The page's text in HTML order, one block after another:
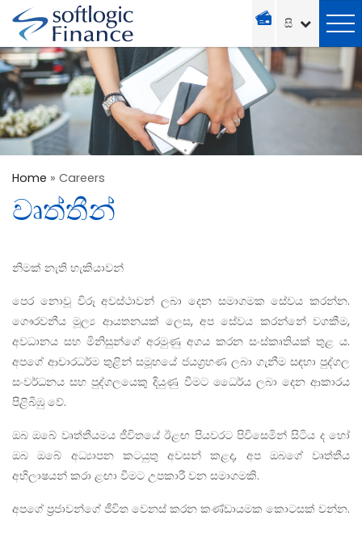
Home » Careers
වෘත්තීන්
නිමක් නැති හැකියාවන්
පෙර නොවූ විරූ අවස්ථාවන් ලබා දෙන සමාගමක සේවය කරන්න.
ගෞරවනීය මූල්‍ය ආයතනයක් ලෙස, අප සේවය කරන්නේ වගකීම,
අවධානය සහ මිනිසුන්ගේ අරමුණු අගය කරන සංස්කෘතියක් තුළ ය.
අපගේ ආචාරධර්ම තුළින් සමූහයේ ජයග‍්‍රහණ ලබා ගැනීම සඳහා පුද්ගල
සංවර්ධනය සහ පුද්ගලයෙකු දියුණු වීමට ධෛර්ය ලබා දෙන ආකාරය
පිළිබිඹු වේ.
ඔබ ඔබේ වෘත්තීයමය ජීවිතයේ ඊළඟ පියවරට පිවිසෙමින් සිටිය ද හෝ
ඔබ ඔබේ අධ්‍යාපන කටයුතු අවසන් කළද, අප ඔබගේ වෘත්තීය
අභිලාෂයන් කරා ළඟා වීමට උපකාරී වන සමාගමකි.
අපගේ ප‍්‍රජාවන්ගේ ජීවිත වෙනස් කරන කණ්ඩායමක කොටසක් වන්න.